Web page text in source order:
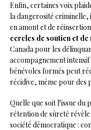
Enfin, certaines voix
la dangerosité
en amont et de
cercles de soutien et
Canada pour les
accompagnement
bénévoles formés peut
récidive, même pour des
Quelle que soit l’issue du
rétention de sûreté
société démocratique :